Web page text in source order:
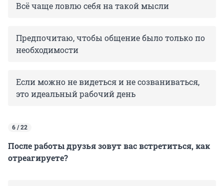
Всё чаще ловлю себя на такой мысли
Предпочитаю, чтобы общение было только по
необходимости
Если можно не видеться и не созваниваться,
это идеальный рабочий день
6 / 22
После работы друзья зовут вас встретиться, как
отреагируете?